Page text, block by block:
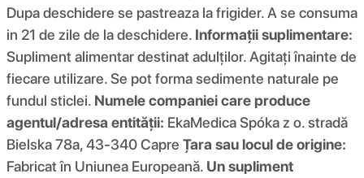
Dupa deschidere se pastreaza la frigider. A se consuma
in 21 de zile de la deschidere. Informații suplimentare:
Supliment alimentar destinat adulților. Agitați înainte de
fiecare utilizare. Se pot forma sedimente naturale pe
fundul sticlei. Numele companiei care produce
agentul/adresa entității: EkaMedica Spóka z o. stradă
Bielska 78a, 43-340 Capre Țara sau locul de origine:
Fabricat în Uniunea Europeană. Un supliment